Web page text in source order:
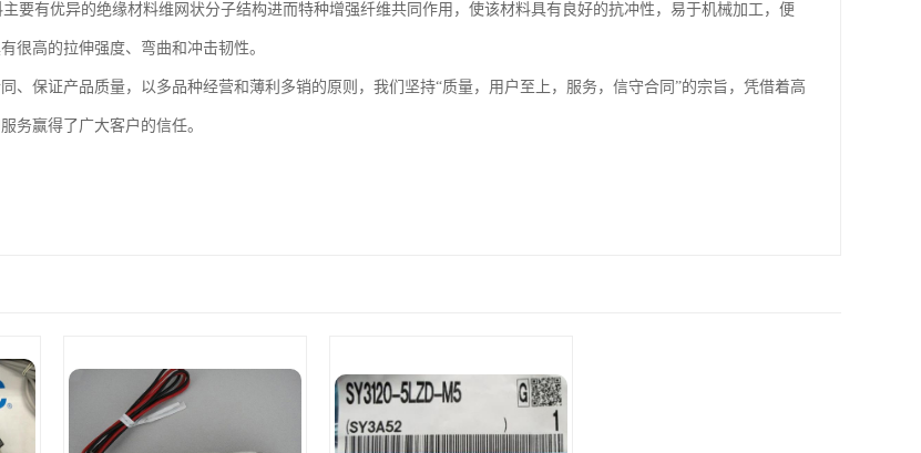
主要有优异的绝缘材料维网状分子结构进而特种增强纤维共同作用，使该材料具有良好的抗冲性，易于机械加工，便
很高的拉伸强度、弯曲和冲击韧性。
、保证产品质量，以多品种经营和薄利多销的原则，我们坚持“质量，用户至上，服务，信守合同”的宗旨，凭借着高
务赢得了广大客户的信任。